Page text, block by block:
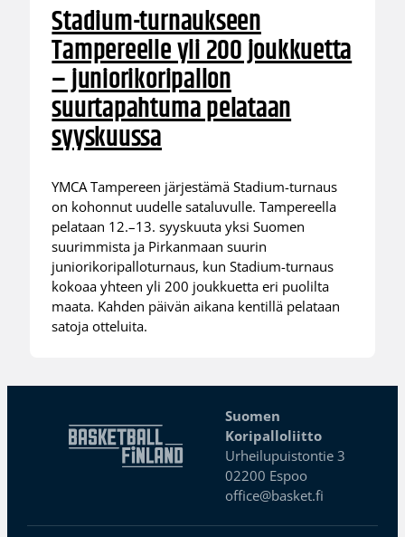
Stadium-turnaukseen
Tampereelle yli 200 joukkuetta
– juniorikoripallon
suurtapahtuma pelataan
syyskuussa
YMCA Tampereen järjestämä Stadium-turnaus
on kohonnut uudelle sataluvulle. Tampereella
pelataan 12.–13. syyskuuta yksi Suomen
suurimmista ja Pirkanmaan suurin
juniorikoripalloturnaus, kun Stadium-turnaus
kokoaa yhteen yli 200 joukkuetta eri puolilta
maata. Kahden päivän aikana kentillä pelataan
satoja otteluita.
Suomen
Koripalloliitto
Urheilupuistontie 3
02200 Espoo
office@basket.fi